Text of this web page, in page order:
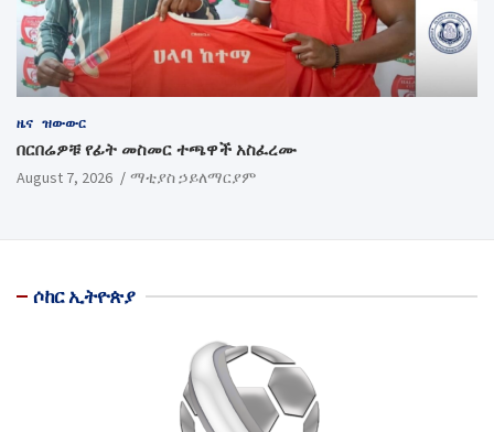
ዜና ዝውውር
በርበሬዎቹ የፊት መስመር ተጫዋች አስፈረሙ
August 7, 2026 ማቲያስ ኃይለማርያም
ሶከር ኢትዮጵያ